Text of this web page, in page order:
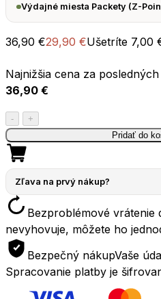
Výdajné miesta Packety (Z-
36,90 €29,90 €Ušetríte 7,00
Najnižšia cena za
36,90 €
-
množstvo
Vak
na
vodu
SEATOSUMMIT
Watercell
ST
6L
+
Pridať do
Zľava na prvý nákup?
Bezproblémové vrátenie
nevyhovuje, môžete ho
Bezpečný nákupVaše
Spracovanie platby je